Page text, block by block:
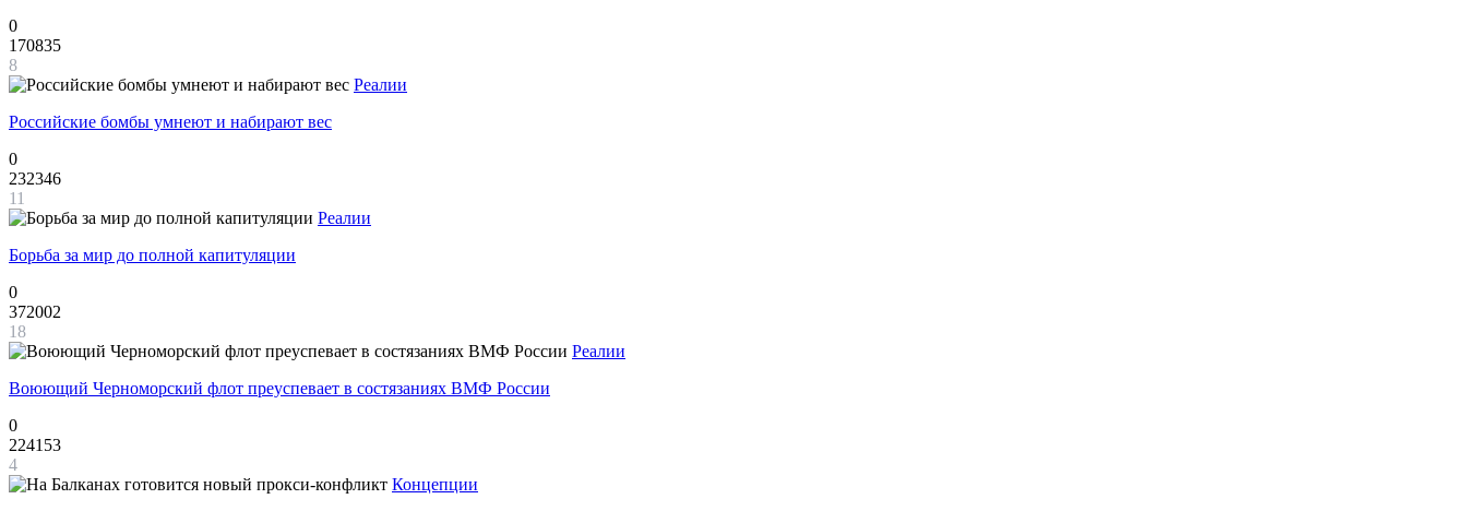
0
170835
8
Реалии
Российские бомбы умнеют и набирают вес
0
232346
11
Реалии
Борьба за мир до полной капитуляции
0
372002
18
Реалии
Воюющий Черноморский флот преуспевает в состязаниях ВМФ России
0
224153
4
Концепции